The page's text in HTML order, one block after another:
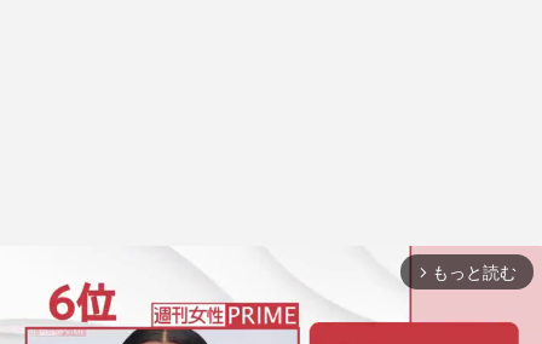
arrow_forward_ios もっと読む